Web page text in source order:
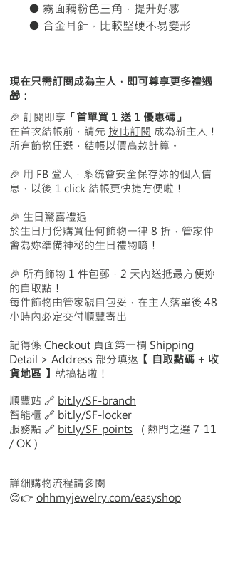
● 霧面藕粉色三角，提升好感
● 合金耳針，比較堅硬不易變形
● 約長 4.8cm / 寬 1.5cm
現在只需訂閱成為主人，即可尊享更多禮遇
🎁：
🎉 訂閱即享 「首單買 1 送 1 優惠碼」
在首次結帳前，請先 按此訂閱 成為新主人！
所有飾物任選，結帳以價高款計算。
🎉 用 FB 登入，系統會安全保存妳的個人信
息，以後 1 click 結帳更快捷方便啦！
🎉 生日驚喜禮遇
於生日月份購買任何飾物一律 8 折，管家仲
會為妳準備神秘的生日禮物唷！
🎉 所有飾物 1 件包郵，2 天內送抵最方便妳
的自取點！
每件飾物由管家親自包妥，在主人落單後 48
小時內必定交付順豐寄出
記得係 Checkout 頁面第一欄 Shipping
Detail > Address 部分填返 【 自取點碼 + 收
貨地區 】 就搞掂啦！
順豐站 🔗 bit.ly/SF-branch
智能櫃 🔗 bit.ly/SF-locker
服務點 🔗 bit.ly/SF-points
( 熱門之選 7-11
/ OK )
詳細購物流程請參閱
😊👉 ohhmyjewelry.com/easyshop